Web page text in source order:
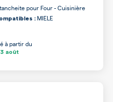
pour Four - Cuisinière
: MIELE
à partir du
août